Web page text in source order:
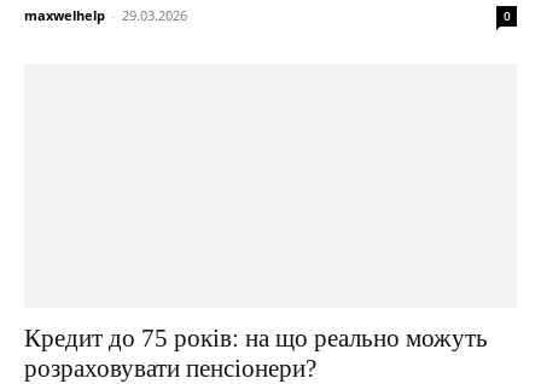
maxwelhelp - 29.03.2026 0
Кредит до 75 років: на що реально можуть
розраховувати пенсіонери?